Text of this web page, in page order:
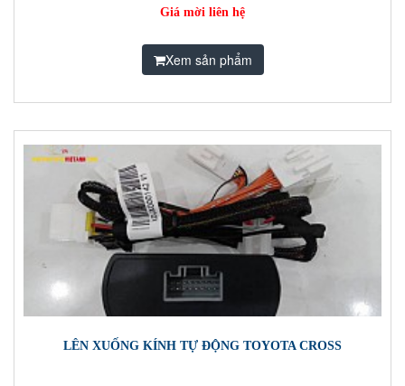
Giá mời liên hệ
Xem sản phẩm
LÊN XUỐNG KÍNH TỰ ĐỘNG TOYOTA CROSS